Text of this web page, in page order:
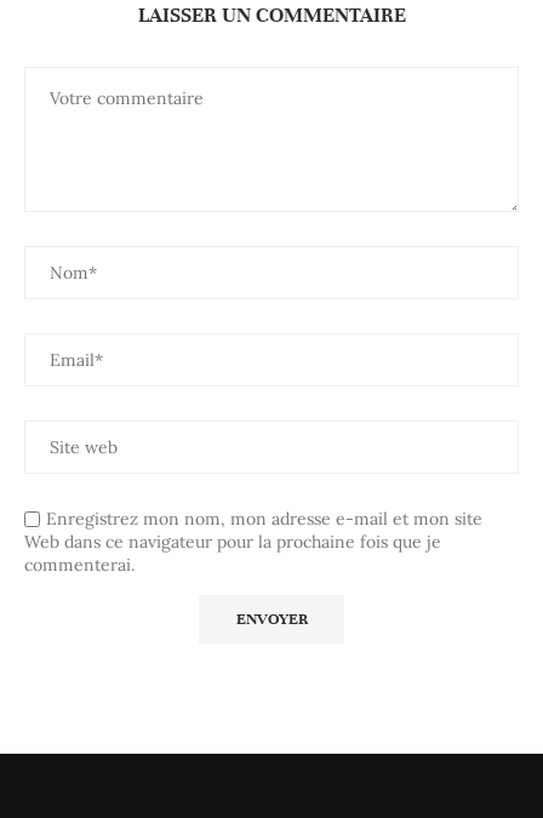
LAISSER UN COMMENTAIRE
Enregistrez mon nom, mon adresse e-mail et mon site
Web dans ce navigateur pour la prochaine fois que je
commenterai.